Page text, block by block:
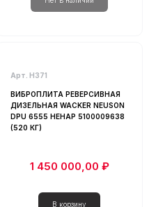
Арт. Н371
ВИБРОПЛИТА РЕВЕРСИВНАЯ
ДИЗЕЛЬНАЯ WACKER NEUSON
DPU 6555 HEHAP 5100009638
(520 КГ)
1 450 000,00 ₽